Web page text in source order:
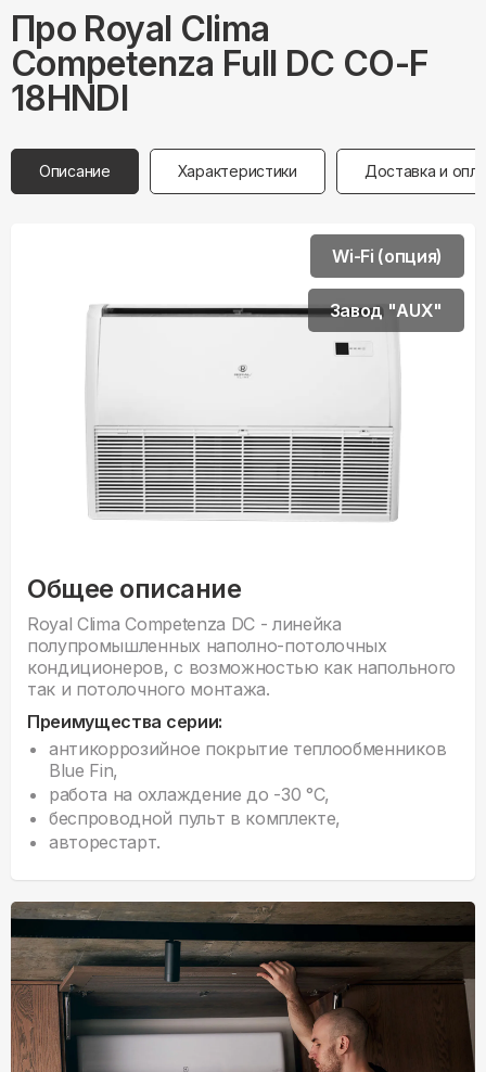
Про Royal Clima
Competenza Full DC CO-F
18HNDI
Описание Характеристики Доставка и
Общее описание
Royal Clima Competenza DC - линейка
полупромышленных наполно-потолочных
кондиционеров, с возможностью как напольного
так и потолочного монтажа.
Преимущества серии:
антикоррозийное покрытие теплообменников
Blue Fin,
работа на охлаждение до -30 °С,
беспроводной пульт в комплекте,
авторестарт.
Wi-Fi (опция)
Завод "AUX"